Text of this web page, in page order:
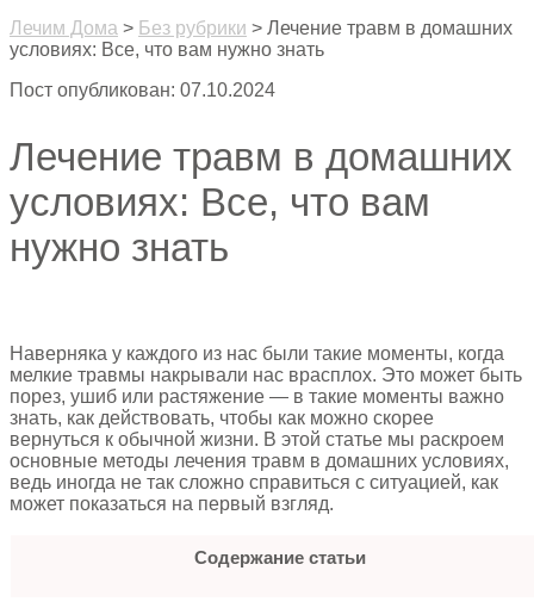
Лечим Дома > Без рубрики > Лечение травм в домашних
условиях: Все, что вам нужно знать
Пост опубликован: 07.10.2024
Лечение травм в домашних
условиях: Все, что вам
нужно знать
Наверняка у каждого из нас были такие моменты, когда
мелкие травмы накрывали нас врасплох. Это может быть
порез, ушиб или растяжение — в такие моменты важно
знать, как действовать, чтобы как можно скорее
вернуться к обычной жизни. В этой статье мы раскроем
основные методы лечения травм в домашних условиях,
ведь иногда не так сложно справиться с ситуацией, как
может показаться на первый взгляд.
Содержание статьи